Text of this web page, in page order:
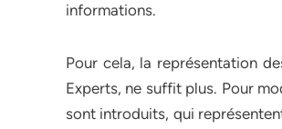
informations.
Pour cela, la représentation
Experts, ne suffit plus. Pour
sont introduits, qui